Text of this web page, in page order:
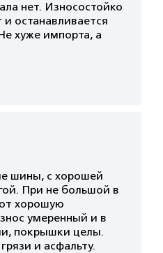
нет. Износостойко
останавливается
хуже импорта, а
шины, с хорошей
При не большой в
хорошую
умеренный и в
покрышки целы.
и асфальту.